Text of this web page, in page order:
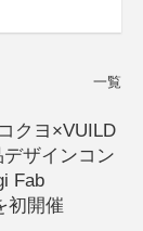
一覧
クヨ×VUILD
ザインコン
Fab
初開催